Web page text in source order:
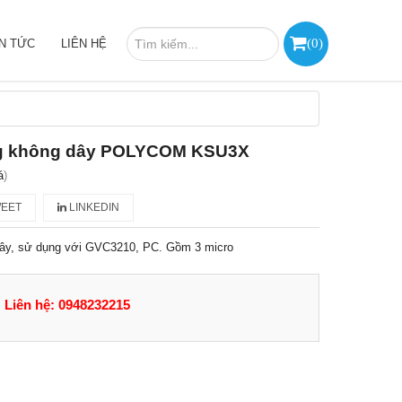
(0)
TỨC LIÊN HỆ
dây POLYCOM KSU3X
)
LINKEDIN
sử dụng với GVC3210, PC. Gồm 3 micro
Liên hệ: 0948232215